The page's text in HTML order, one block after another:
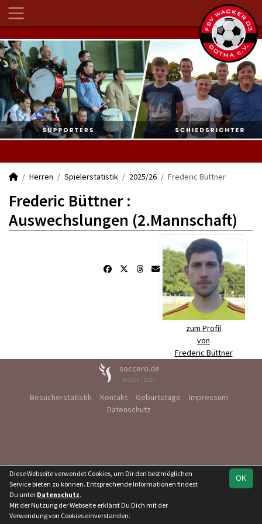
Herren Spielerstatistik 2025/26 Frederic Büttner
Frederic Büttner :
Auswechslungen (2.Mannschaft)
zum Profil
von
Frederic Büttner
soccero.de
© 2006 - 2026
Besucherstatistik Kontakt Geburtstage
Impressum
Datenschutz
OK
Diese Webseite verwendet Cookies, um Dir den bestmöglichen
Service bieten zu können. Entsprechende Informationen findest
Du unter Datenschutz.
Mit der Nutzung der Webseite erklärst Du Dich mit der
Verwendung von Cookies einverstanden.